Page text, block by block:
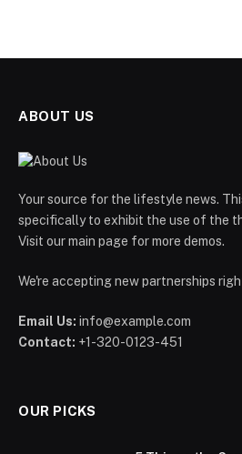
ABOUT US
Your source for the lifestyle news.
specifically to exhibit the use of the
Visit our main page for more demos.
We're accepting new partnerships
Email Us: info@example.com
Contact: +1-320-0123-451
OUR PICKS